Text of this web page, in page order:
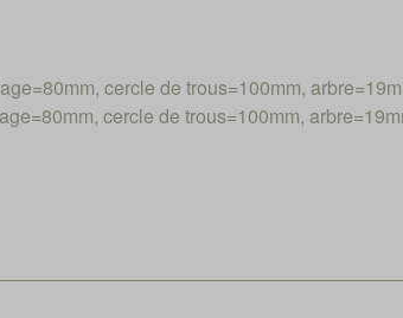
cercle de trous=100mm,
cercle de trous=100mm,